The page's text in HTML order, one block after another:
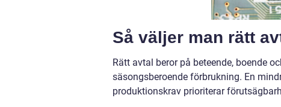
Så väljer man rätt
Rätt avtal beror på beteende, boende
säsongsberoende förbrukning. En
produktionskrav prioriterar